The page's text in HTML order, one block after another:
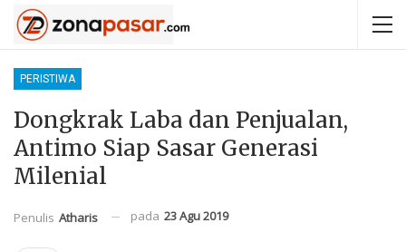
PERISTIWA
Dongkrak Laba dan Penjualan,
Antimo Siap Sasar Generasi
Milenial
Penulis Atharis pada 23 Agu 2019